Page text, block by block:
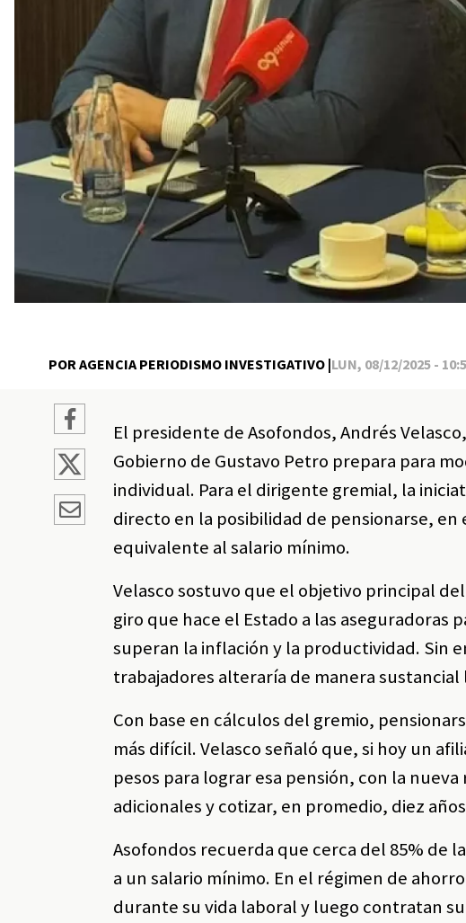
POR AGENCIA PERIODISMO INVESTIGATIVO |LUN, 08/12/2025 -
El presidente de Asofondos, Andrés
Gobierno de Gustavo Petro prepara para
individual. Para el dirigente gremial, la
directo en la posibilidad de pensionarse, en
equivalente al salario mínimo.
Velasco sostuvo que el objetivo principal
giro que hace el Estado a las
superan la inflación y la productividad. Sin
trabajadores alteraría de manera
Con base en cálculos del gremio,
más difícil. Velasco señaló que, si hoy un
pesos para lograr esa pensión, con la
adicionales y cotizar, en promedio, diez
Asofondos recuerda que cerca del 85% de
a un salario mínimo. En el régimen de
durante su vida laboral y luego contratan